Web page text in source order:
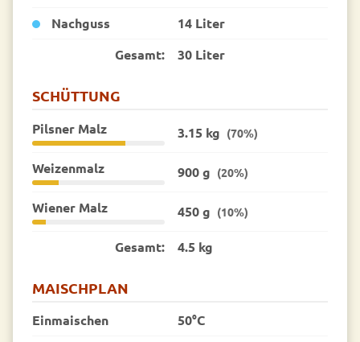
Nachguss
14 Liter
Gesamt:
30 Liter
SCHÜTTUNG
Pilsner Malz 3.15 kg (70%)
Weizenmalz 900 g (20%)
Wiener Malz 450 g (10%)
Gesamt: 4.5 kg
MAISCHPLAN
Einmaischen
50°C